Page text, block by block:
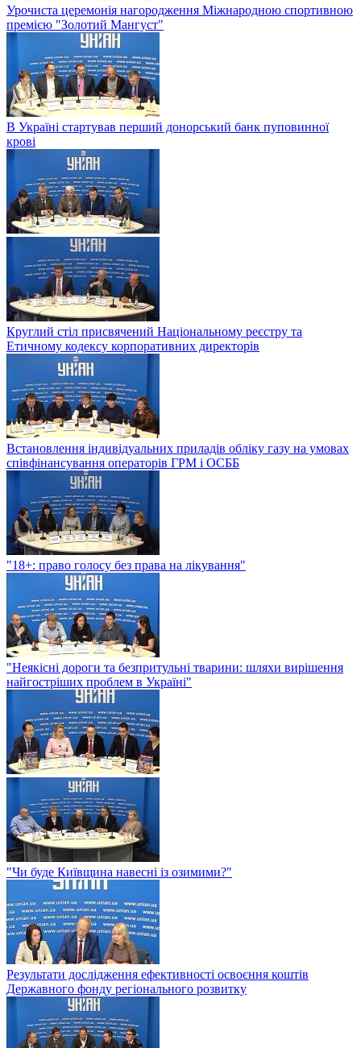
Урочиста церемонія нагородження Міжнародною спортивною
премією "Золотий Мангуст"
В Україні стартував перший донорський банк пуповинної
крові
Круглий стіл присвячений Національному реєстру та
Етичному кодексу корпоративних директорів
Встановлення індивідуальних приладів обліку газу на умовах
співфінансування операторів ГРМ і ОСББ
"18+: право голосу без права на лікування"
"Неякісні дороги та безпритульні тварини: шляхи вирішення
найгостріших проблем в Україні"
"Чи буде Київщина навесні із озимими?"
Результати дослідження ефективності освоєння коштів
Державного фонду регіонального розвитку